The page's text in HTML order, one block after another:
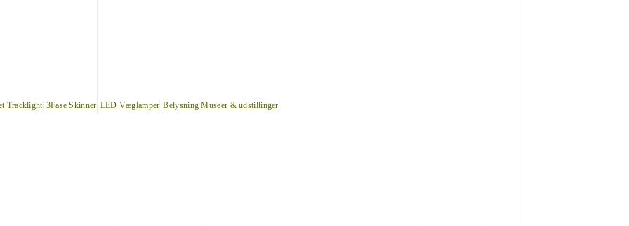
Tracklight 3Fase Skinner LED Væglamper Belysning Museer & udstillinger